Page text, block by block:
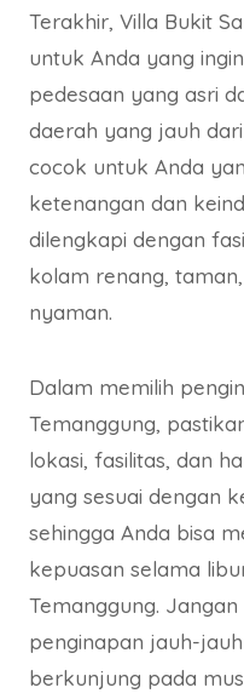
Terakhir, Villa Bukit
untuk Anda yang
pedesaan yang asri
daerah yang jauh
cocok untuk Anda
ketenangan dan
dilengkapi dengan
kolam renang,
nyaman.
Dalam memilih
Temanggung,
lokasi, fasilitas, dan
yang sesuai dengan
sehingga Anda bisa
kepuasan selama
Temanggung.
penginapan jauh-
berkunjung pada